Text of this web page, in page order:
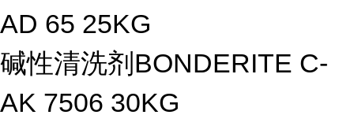
AD 65 25KG
碱性清洗剂BONDERITE C-
AK 7506 30KG